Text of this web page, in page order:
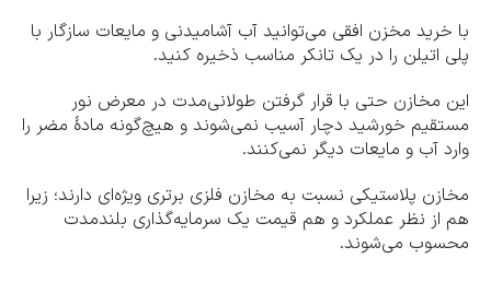
با خرید مخزن افقی می‌توانید آب آشامیدنی و مایعات سازگار با
پلی اتیلن را در یک تانکر مناسب ذخیره کنید.
این مخازن حتی با قرار گرفتن طولانی‌مدت در معرض نور
مستقیم خورشید دچار آسیب نمی‌شوند و هیچ‌گونه مادۀ مضر را
وارد آب و مایعات دیگر نمی‌کنند.
مخازن پلاستیکی نسبت به مخازن فلزی برتری ویژه‌ای دارند؛ زیرا
هم از نظر عملکرد و هم قیمت یک سرمایه‌گذاری بلندمدت
محسوب می‌شوند.